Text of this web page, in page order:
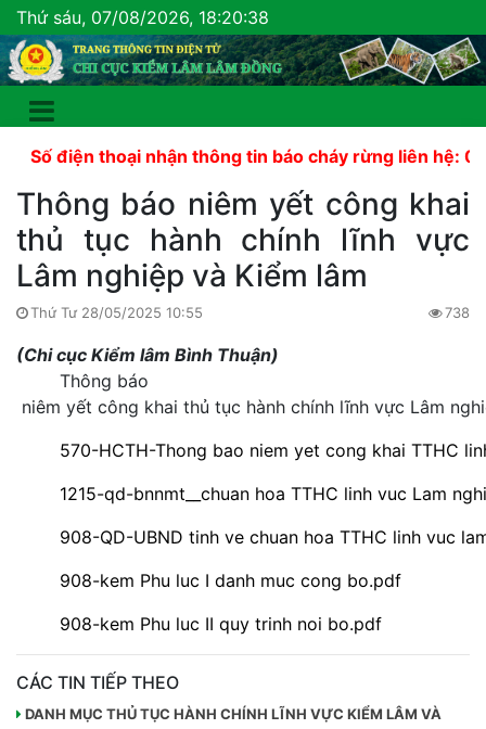
Thứ sáu, 07/08/2026, 18:20:39
điện thoại nhận thông tin báo cháy rừng liên hệ: 02633
Thông báo niêm yết công khai
thủ tục hành chính lĩnh vực
Lâm nghiệp và Kiểm lâm
Thứ Tư 28/05/2025 10:55 738
(Chi cục Kiểm lâm Bình Thuận)
	Th
ông báo
niêm yết công khai thủ tục hành chính lĩnh vực Lâm
570-HCTH-Thong bao niem yet cong khai TTHC
1215-qd-bnnmt__chuan hoa TTHC linh vuc Lam
908-QD-UBND tinh ve chuan hoa TTHC linh vuc
908-kem Phu luc I danh muc cong bo.pdf
908-kem Phu luc II quy trinh noi bo.pdf
CÁC TIN TIẾP THEO
DANH MỤC THỦ TỤC HÀNH CHÍNH LĨNH VỰC KIỂM LÂM VÀ